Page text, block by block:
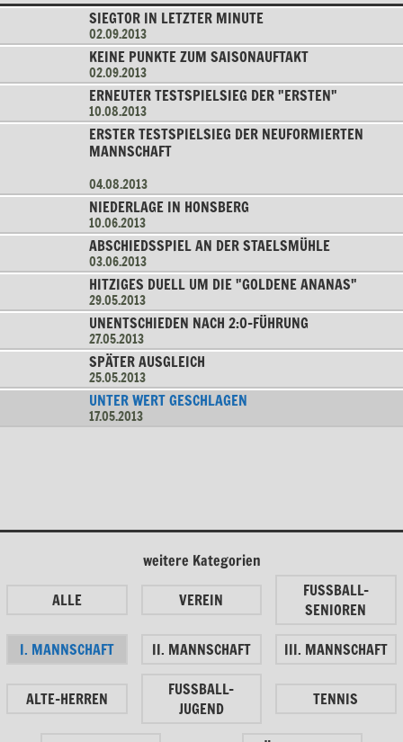
SIEGTOR IN LETZTER MINUTE
02.09.2013
KEINE PUNKTE ZUM SAISONAUFTAKT
02.09.2013
ERNEUTER TESTSPIELSIEG DER "ERSTEN"
10.08.2013
ERSTER TESTSPIELSIEG DER NEUFORMIERTEN
MANNSCHAFT
04.08.2013
NIEDERLAGE IN HONSBERG
10.06.2013
ABSCHIEDSSPIEL AN DER STAELSMÜHLE
03.06.2013
HITZIGES DUELL UM DIE "GOLDENE ANANAS"
29.05.2013
UNENTSCHIEDEN NACH 2:0-FÜHRUNG
27.05.2013
SPÄTER AUSGLEICH
25.05.2013
UNTER WERT GESCHLAGEN
17.05.2013
weitere Kategorien
ALLE
VEREIN
FUSSBALL-
SENIOREN
I. MANNSCHAFT
II. MANNSCHAFT III. MANNSCHAFT
ALTE-HERREN
FUSSBALL-
JUGEND
TENNIS